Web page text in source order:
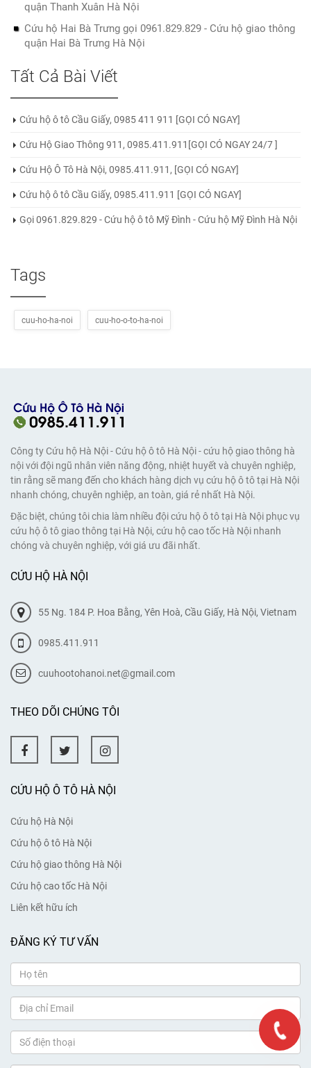
quận Thanh Xuân Hà Nội
Cứu hộ Hai Bà Trưng gọi 0961.829.829 - Cứu hộ giao thông
quận Hai Bà Trưng Hà Nội
Tất Cả Bài Viết
Cứu hộ ô tô Cầu Giấy, 0985 411 911 [GỌI CÓ NGAY]
Cứu Hộ Giao Thông 911, 0985.411.911[GỌI CÓ NGAY 24/7 ]
Cứu Hộ Ô Tô Hà Nội, 0985.411.911, [GỌI CÓ NGAY]
Cứu hộ ô tô Cầu Giấy, 0985.411.911 [GỌI CÓ NGAY]
Gọi 0961.829.829 - Cứu hộ ô tô Mỹ Đình - Cứu hộ Mỹ Đình Hà Nội
Tags
cuu-ho-ha-noi cuu-ho-o-to-ha-noi
Công ty Cứu hộ Hà Nội - Cứu hộ ô tô Hà Nội - cứu hộ giao thông hà
nội với đội ngũ nhân viên năng động, nhiệt huyết và chuyên nghiệp,
tin rằng sẽ mang đến cho khách hàng dịch vụ cứu hộ ô tô tại Hà Nội
nhanh chóng, chuyên nghiệp, an toàn, giá rẻ nhất Hà Nội.
Đặc biệt, chúng tôi chia làm nhiều đội cứu hộ ô tô tại Hà Nội phục vụ
cứu hộ ô tô giao thông tại Hà Nội, cứu hộ cao tốc Hà Nội nhanh
chóng và chuyên nghiệp, với giá ưu đãi nhất.
CỨU HỘ HÀ NỘI
55 Ng. 184 P. Hoa Bằng, Yên Hoà, Cầu Giấy, Hà Nội, Vietnam
0985.411.911
cuuhootohanoi.net@gmail.com
THEO DÕI CHÚNG TÔI
CỨU HỘ Ô TÔ HÀ NỘI
Cứu hộ Hà Nội
Cứu hộ ô tô Hà Nội
Cứu hộ giao thông Hà Nội
Cứu hộ cao tốc Hà Nội
Liên kết hữu ích
ĐĂNG KÝ TƯ VẤN